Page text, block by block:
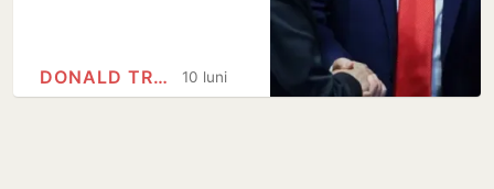
10 luni
DONALD TRUMP